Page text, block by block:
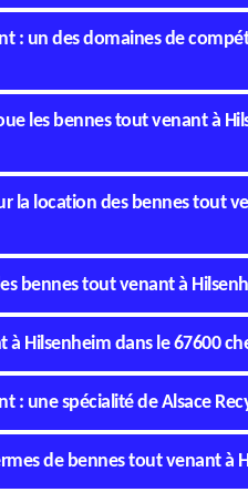
: un des domaines de
les bennes tout venant à
la location des bennes tout
bennes tout venant à
Hilsenheim dans le 67600
: une spécialité de Alsace
de bennes tout venant à